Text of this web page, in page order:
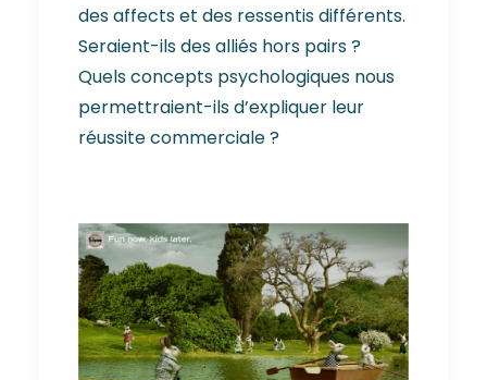
des affects et des ressentis différents.
Seraient-ils des alliés hors pairs ?
Quels concepts psychologiques nous
permettraient-ils d’expliquer leur
réussite commerciale ?